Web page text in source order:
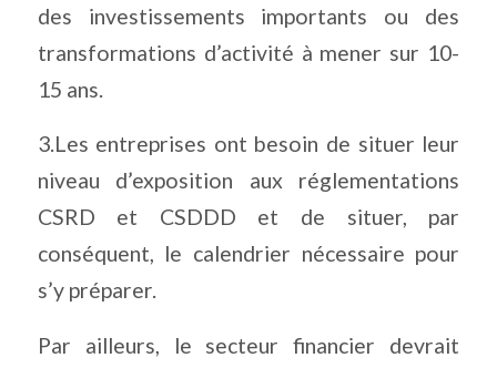
des investissements importants ou des
transformations d’activité à mener sur 10-
15 ans.
3.Les entreprises ont besoin de situer leur
niveau d’exposition aux réglementations
CSRD et CSDDD et de situer, par
conséquent, le calendrier nécessaire pour
s’y préparer.
Par ailleurs, le secteur financier devrait